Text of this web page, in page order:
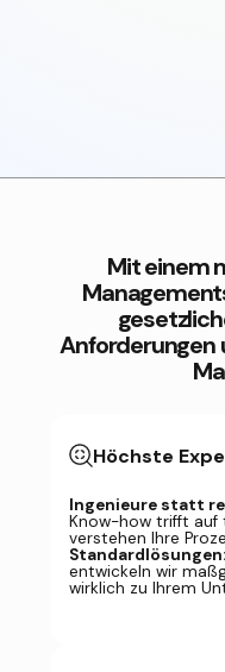
Mit einem
Anforderungen
Höchste
Ingenieure statt
Know-how trifft auf
verstehen Ihre
Standardlösungen:
entwickeln wir
wirklich zu Ihrem